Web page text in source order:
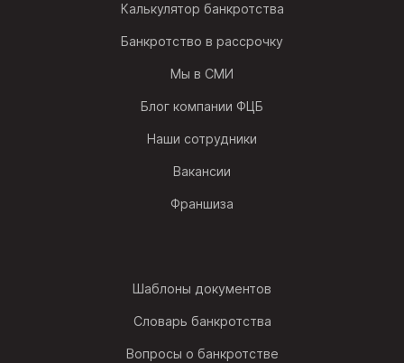
Калькулятор банкротства
Банкротство в рассрочку
Мы в СМИ
Блог компании ФЦБ
Наши сотрудники
Вакансии
Франшиза
Шаблоны документов
Словарь банкротства
Вопросы о банкротстве